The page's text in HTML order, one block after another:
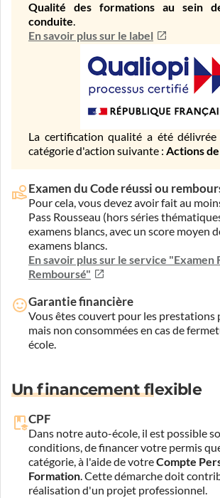
Qualité des formations au sein
conduite.
En savoir plus sur le label
La certification qualité a été
catégorie d'action suivante : Actions
Examen du Code réussi ou
Pour cela, vous devez avoir fait au
Pass Rousseau (hors séries
examens blancs, avec un score moyen
examens blancs.
En savoir plus sur le service "Examen
Remboursé"
Garantie financière
Vous êtes couvert pour les prestations
mais non consommées en cas de
école.
Un financement flexible
CPF
Dans notre auto-école, il est possible
conditions, de financer votre permis
catégorie, à l'aide de votreCompte
Formation. Cette démarche doit
réalisation d'un projet professionnel.